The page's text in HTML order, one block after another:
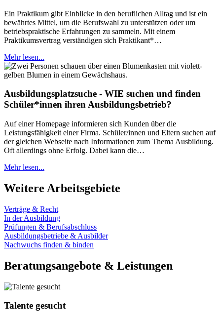
Ein Praktikum gibt Einblicke in den beruflichen Alltag und ist ein
bewährtes Mittel, um die Berufswahl zu unterstützen oder um
betriebspraktische Erfahrungen zu sammeln. Mit einem
Praktikumsvertrag verständigen sich Praktikant*…
Mehr lesen...
Ausbildungsplatzsuche - WIE suchen und finden
Schüler*innen ihren Ausbildungsbetrieb?
Auf einer Homepage informieren sich Kunden über die
Leistungsfähigkeit einer Firma. Schüler/innen und Eltern suchen auf
der gleichen Webseite nach Informationen zum Thema Ausbildung.
Oft allerdings ohne Erfolg. Dabei kann die…
Mehr lesen...
Weitere Arbeitsgebiete
Verträge & Recht
In der Ausbildung
Prüfungen & Berufsabschluss
Ausbildungsbetriebe & Ausbilder
Nachwuchs finden & binden
Beratungsangebote & Leistungen
Talente gesucht